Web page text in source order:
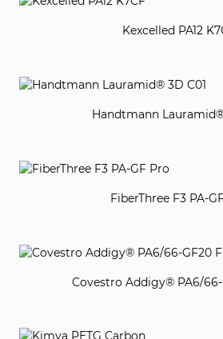
Kexcelled PA12
Handtmann Lauramid®
FiberThree F3 PA-
Covestro Addigy® PA6/66-